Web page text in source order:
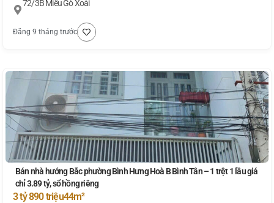
72/3B Miếu Gò Xoài
Đăng 9 tháng trước
Bán nhà hướng Bắc phường Bình Hưng Hoà B Bình Tân – 1 trệt 1 lầu giá
chỉ 3.89 tỷ, sổ hồng riêng
3 tỷ 890 triệu44m²